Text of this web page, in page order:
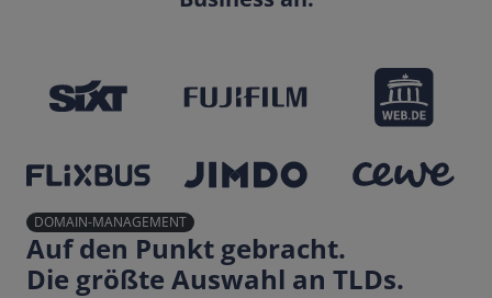
DOMAIN-MANAGEMENT
Auf den Punkt gebracht.
Die größte Auswahl an TLDs.